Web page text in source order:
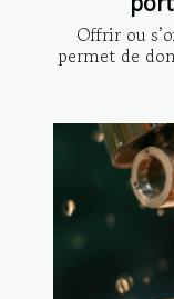
Offrir ou
permet de